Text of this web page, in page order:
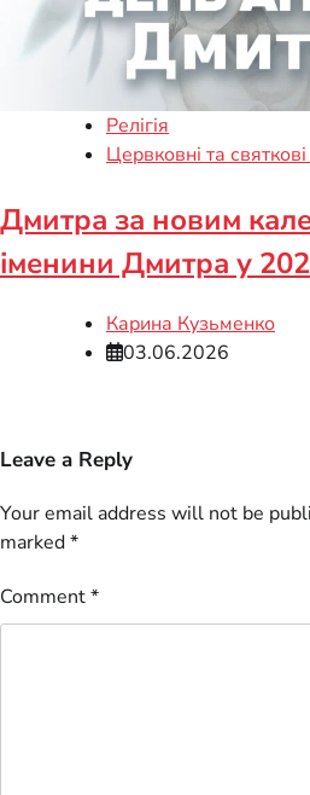
Релігія
Цервковні та
Дмитра за новим
іменини Дмитра у
Карина Кузьменко
03.06.2026
Leave a Reply
Your email address will not be
marked*
Comment*